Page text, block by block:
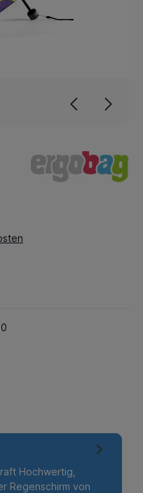
Hochwertig,
Regenschirm von